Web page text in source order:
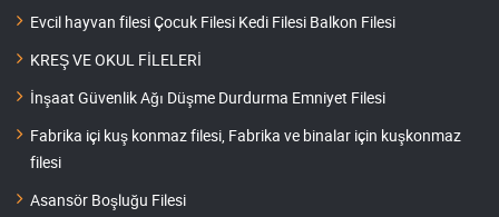
Evcil hayvan filesi Çocuk Filesi Kedi Filesi Balkon Filesi
KREŞ VE OKUL FİLELERİ
İnşaat Güvenlik Ağı Düşme Durdurma Emniyet Filesi
Fabrika içi kuş konmaz filesi, Fabrika ve binalar için kuşkonmaz
filesi
Asansör Boşluğu Filesi